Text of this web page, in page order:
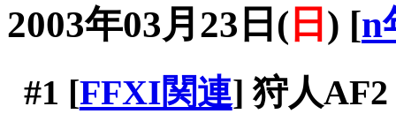
2003年03月23日( 日 ) [n
#1 [FFXI関連] 狩人AF2